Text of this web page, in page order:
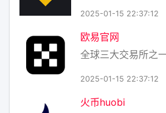
2025-01-15 22:37:12
欧易官网
全球三大交易所之
2025-01-15 22:37:12
火币huobi